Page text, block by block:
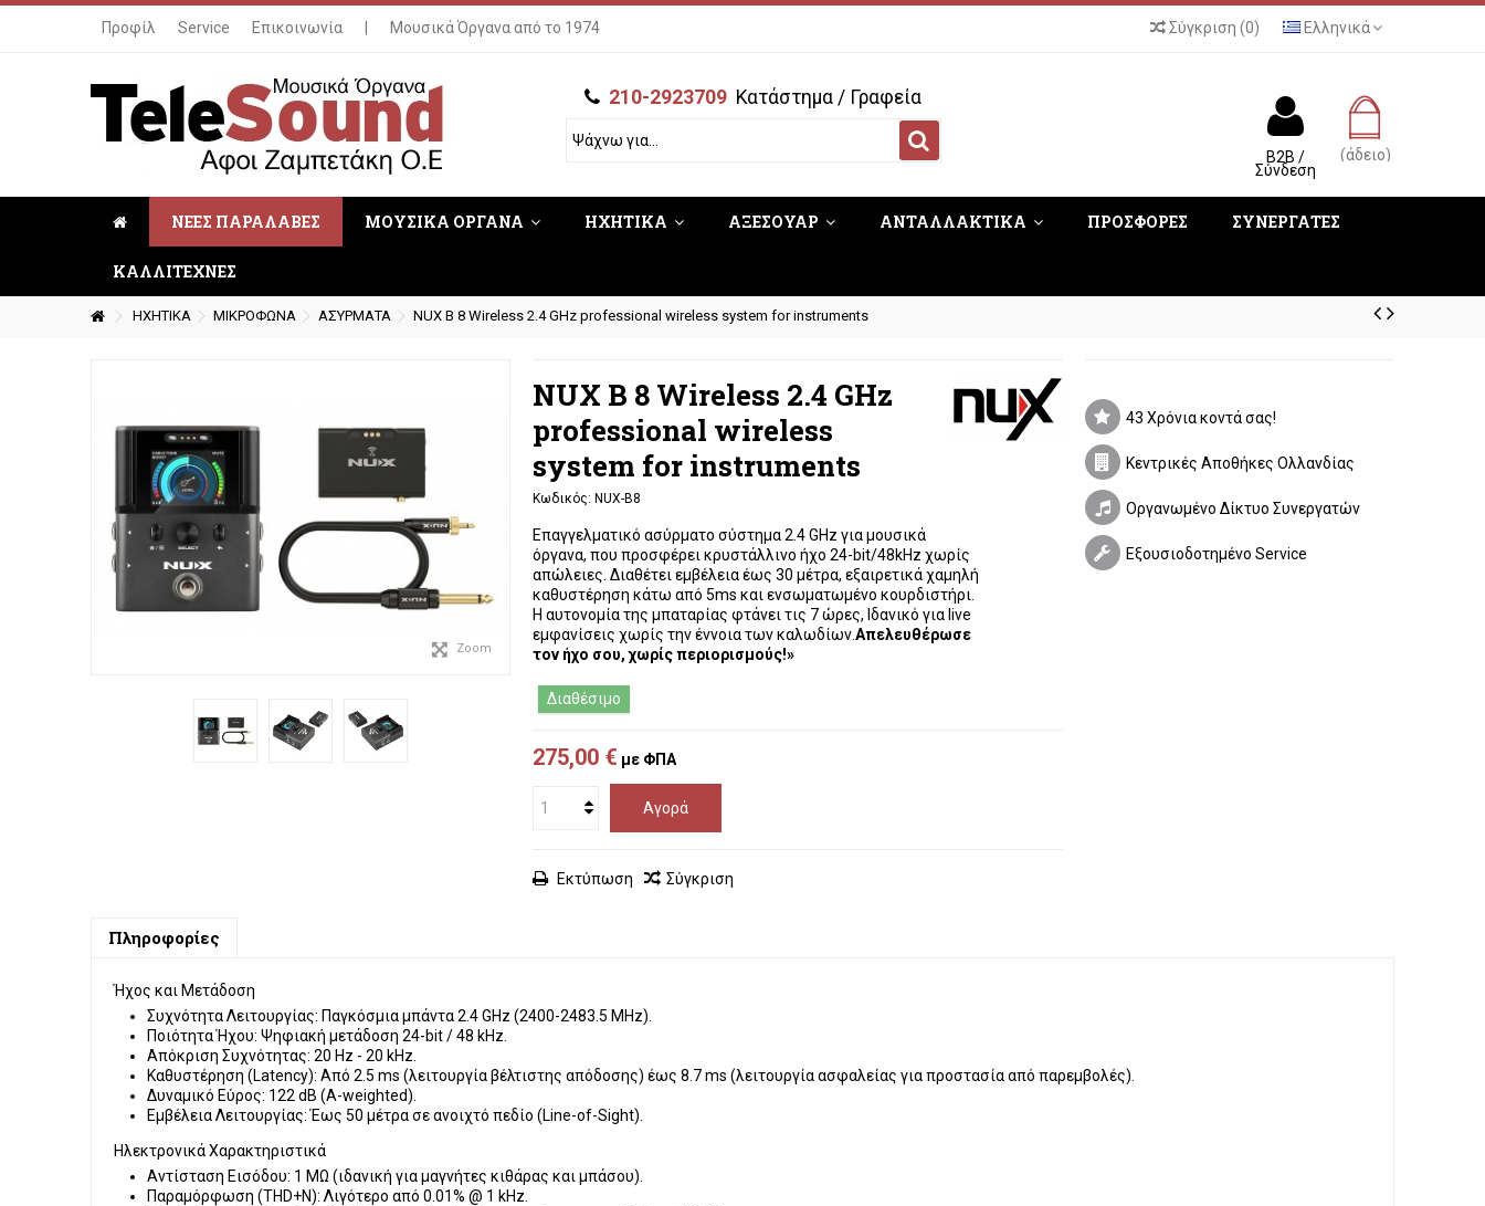
Ελληνικά
Προφίλ Service Επικοινωνία Μουσικά Όργανα από το 1974 Σύγκριση (0)
210-2923709 Κατάστημα / Γραφεία
(άδειο)
B2B /
Σύνδεση
ΝΕΕΣ ΠΑΡΑΛΑΒΕΣ ΜΟΥΣΙΚΑ ΟΡΓΑΝΑ ΗΧΗΤΙΚΑ ΑΞΕΣΟΥΑΡ ΑΝΤΑΛΛΑΚΤΙΚΑ ΠΡΟΣΦΟΡΕΣ ΣΥΝΕΡΓΑΤΕΣ
ΚΑΛΛΙΤΕΧΝΕΣ
ΗΧΗΤΙΚΑ ΜΙΚΡΟΦΩΝΑ ΑΣΥΡΜΑΤΑ NUX B 8 Wireless 2.4 GHz professional wireless system for instruments
Zoom
NUX B 8 Wireless 2.4 GHz
professional wireless
system for instruments
Κωδικός: NUX-B8
Επαγγελματικό ασύρματο σύστημα 2.4 GHz για μουσικά
όργανα, που προσφέρει κρυστάλλινο ήχο 24-bit/48kHz χωρίς
απώλειες. Διαθέτει εμβέλεια έως 30 μέτρα, εξαιρετικά χαμηλή
καθυστέρηση κάτω από 5ms και ενσωματωμένο κουρδιστήρι.
Η αυτονομία της μπαταρίας φτάνει τις 7 ώρες, Ιδανικό για live
εμφανίσεις χωρίς την έννοια των καλωδίων.Απελευθέρωσε
τον ήχο σου, χωρίς περιορισμούς!»
Διαθέσιμο
275,00 € με ΦΠΑ
Αγορά
Εκτύπωση Σύγκριση
43 Χρόνια κοντά σας!
Κεντρικές Αποθήκες Ολλανδίας
Οργανωμένο Δίκτυο Συνεργατών
Εξουσιοδοτημένο Service
Πληροφορίες
Ήχος και Μετάδοση
Συχνότητα Λειτουργίας: Παγκόσμια μπάντα 2.4 GHz (2400-2483.5 MHz).
Ποιότητα Ήχου: Ψηφιακή μετάδοση 24-bit / 48 kHz.
Απόκριση Συχνότητας: 20 Hz - 20 kHz.
Καθυστέρηση (Latency): Από 2.5 ms (λειτουργία βέλτιστης απόδοσης) έως 8.7 ms (λειτουργία ασφαλείας για προστασία από παρεμβολές).
Δυναμικό Εύρος: 122 dB (A-weighted).
Εμβέλεια Λειτουργίας:Έως 50 μέτρα σε ανοιχτό πεδίο (Line-of-Sight).
Ηλεκτρονικά Χαρακτηριστικά
Αντίσταση Εισόδου: 1 MΩ (ιδανική για μαγνήτες κιθάρας και μπάσου).
Παραμόρφωση (THD+N): Λιγότερο από 0.01% @ 1 kHz.